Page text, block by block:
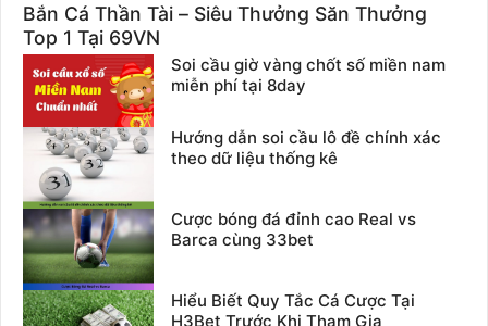
Bắn Cá Thần Tài – Siêu Thưởng Săn Thưởng
Top 1 Tại 69VN
Soi cầu giờ vàng chốt số miền nam
miễn phí tại 8day
Hướng dẫn soi cầu lô đề chính xác
theo dữ liệu thống kê
Cược bóng đá đỉnh cao Real vs
Barca cùng 33bet
Hiểu Biết Quy Tắc Cá Cược Tại
H3Bet Trước Khi Tham Gia